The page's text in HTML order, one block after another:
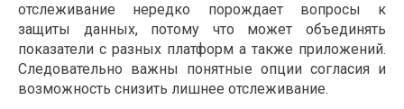
отслеживание нередко порождает вопросы к
защиты данных, потому что может объединять
показатели с разных платформ а также приложений.
Следовательно важны понятные опции согласия и
возможность снизить лишнее отслеживание.